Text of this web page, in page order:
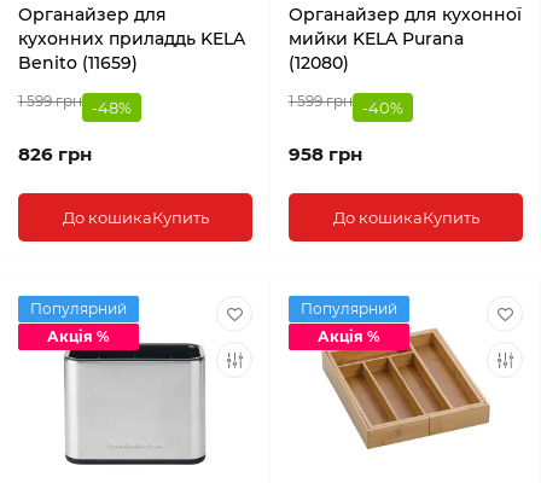
Органайзер для
кухонних приладдь KELA
Benito (11659)
1 599 грн -48%
826 грн
До кошикаКупить
Органайзер для кухонної
мийки KELA Purana
(12080)
1 599 грн -40%
958 грн
До кошикаКупить
Популярний
Акція %
Популярний
Акція %